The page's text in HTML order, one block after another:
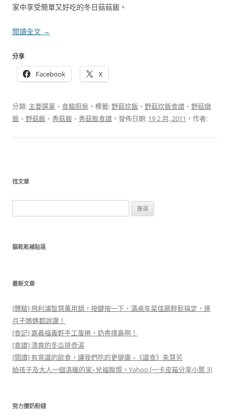
家中享受簡單又好吃的冬日菇菇飯。
閱讀全文 →
分享
Facebook X
分類: 主要選單 、 食驗廚房 ，標籤: 野菇炊飯 、 野菇炊飯食譜 、 野菇燉
飯 、 野菇飯 、 香菇飯 、 香菇飯食譜 ，發佈日期: 19 2 月, 2011 ，作者:
找文章
尋
鍵
貓乾乾補貼區
最新文章
[體驗] 飛利浦智慧萬用鍋，按鍵按一下，滿桌年菜佳餚輕鬆搞定，連
月子媽媽都說讚！
[食記] 嘉義福義軒手工蛋捲，奶香撲鼻啊！
[食譜] 清爽的冬瓜排骨湯
[閱讀] 有意識的飲食，讓我們吃的更健康 –《識食》朱慧芳
給孩子及大人一個溫暖的家–兒福聯盟。Yahoo [一卡皮箱分享小聚 3]
努力攢奶粉錢